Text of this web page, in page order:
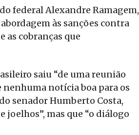
federal Alexandre Ramagem,
às sanções contra
as cobranças que
saiu “de uma reunião
notícia boa para os
senador Humberto Costa,
joelhos”, mas que “o diálogo